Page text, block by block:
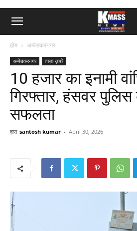
होम अम्बेडकरनगर
अम्बेडकरनगर ताज़ा ख़बरें
10 हजार का इनामी
गिरफ्तार, हंसवर पुलिस
सफलता
द्वारा santosh kumar - April 30, 2026